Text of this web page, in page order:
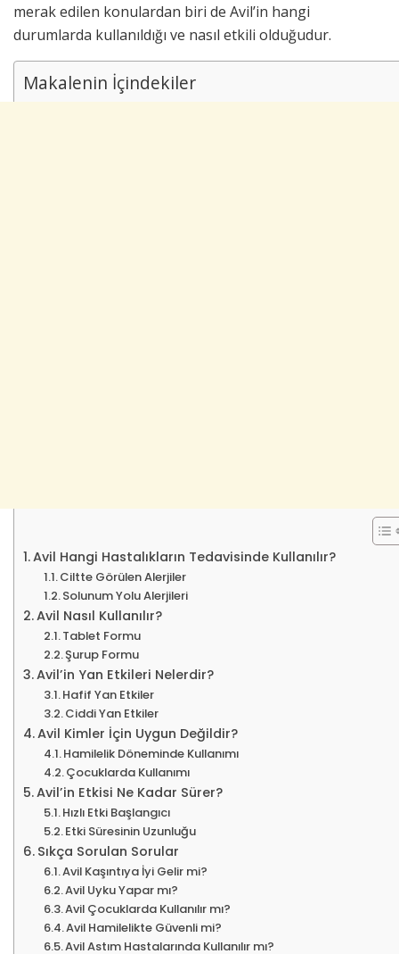
merak edilen konulardan biri de Avil’in hangi
durumlarda kullanıldığı ve nasıl etkili olduğudur.
Makalenin İçindekiler
Avil Hangi Hastalıkların Tedavisinde Kullanılır?
Ciltte Görülen Alerjiler
Solunum Yolu Alerjileri
Avil Nasıl Kullanılır?
Tablet Formu
Şurup Formu
Avil’in Yan Etkileri Nelerdir?
Hafif Yan Etkiler
Ciddi Yan Etkiler
Avil Kimler İçin Uygun Değildir?
Hamilelik Döneminde Kullanımı
Çocuklarda Kullanımı
Avil’in Etkisi Ne Kadar Sürer?
Hızlı Etki Başlangıcı
Etki Süresinin Uzunluğu
Sıkça Sorulan Sorular
Avil Kaşıntıya İyi Gelir mi?
Avil Uyku Yapar mı?
Avil Çocuklarda Kullanılır mı?
Avil Hamilelikte Güvenli mi?
Avil Astım Hastalarında Kullanılır mı?